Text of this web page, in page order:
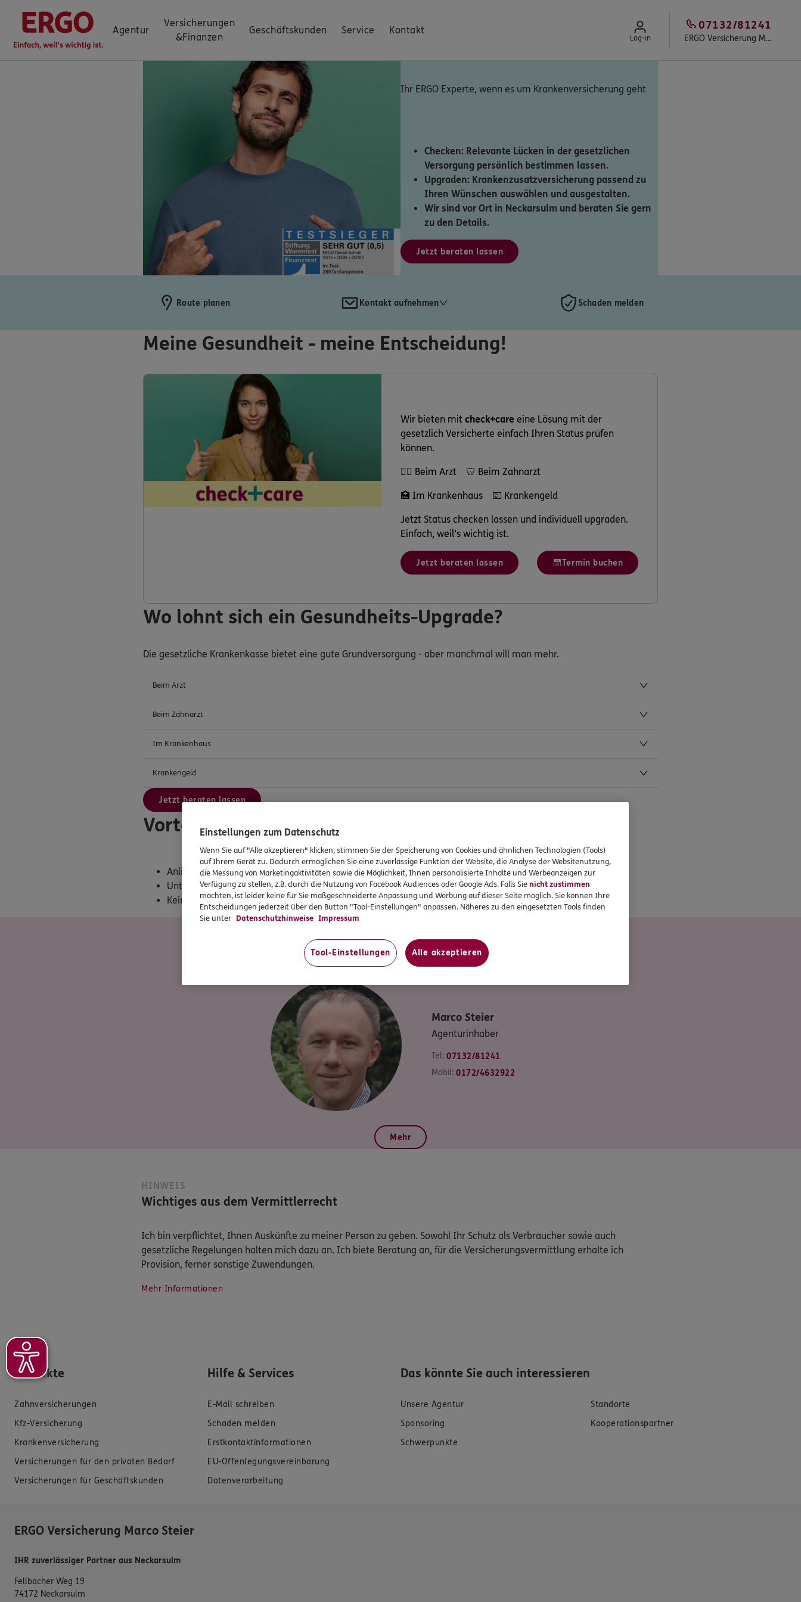
Agentur
Versicherungen
&Finanzen
Geschäftskunden Service Kontakt
Log-in ERGO Versicherung Marco Steier
07132/81241
Ihr ERGO Experte, wenn es um Krankenversicherung geht
Checken: Relevante Lücken in der gesetzlichen
Versorgung persönlich bestimmen lassen.
Upgraden: Krankenzusatzversicherung passend zu
Ihren Wünschen auswählen und ausgestalten.
Wir sind vor Ort in Neckarsulm und beraten Sie gern
zu den Details.
Jetzt beraten lassen
Route planen Kontakt aufnehmen Schaden melden
Meine Gesundheit - meine Entscheidung!
Wir bieten mit check+care eine Lösung mit der
gesetzlich Versicherte einfach Ihren Status prüfen
können.
👩‍⚕️ Beim Arzt 🦷 Beim Zahnarzt
🏥 Im Krankenhaus 💶 Krankengeld
Jetzt Status checken lassen und individuell upgraden.
Einfach, weil’s wichtig ist.
Jetzt beraten lassen Termin buchen
Wo lohnt sich ein Gesundheits-Upgrade?
Die gesetzliche Krankenkasse bietet eine gute Grundversorgung - aber manchmal will man mehr.
Beim Arzt
Beim Zahnarzt
Im Krankenhaus
Krankengeld
Jetzt beraten lassen
Vorteile einer persönlichen Betreuung
Anliegen persönlich und ganzheitlich besprechen
Unterstützung bei der Regulierung von Schäden
Keine Einschränkung in der Nutzung des digitalen Service-Angebots
Unser Team am StandortERGO Versicherung Marco Steier
Marco Steier
Agenturinhaber
Tel: 07132/81241
Mobil: 0172/4632922
Mehr
HINWEIS
Wichtiges aus dem Vermittlerrecht
Ich bin verpflichtet, Ihnen Auskünfte zu meiner Person zu geben. Sowohl Ihr Schutz als Verbraucher sowie auch
gesetzliche Regelungen halten mich dazu an. Ich biete Beratung an, für die Versicherungsvermittlung erhalte ich
Provision, ferner sonstige Zuwendungen.
Mehr Informationen
Produkte
Zahnversicherungen
Kfz-Versicherung
Krankenversicherung
Versicherungen für den privaten Bedarf
Versicherungen für Geschäftskunden
Hilfe & Services
E-Mail schreiben
Schaden melden
Erstkontaktinformationen
EU-Offenlegungsvereinbarung
Datenverarbeitung
Das könnte Sie auch interessieren
Unsere Agentur
Standorte
Sponsoring
Kooperationspartner
Schwerpunkte
ERGO Versicherung Marco Steier
IHR zuverlässiger Partner aus Neckarsulm
Fellbacher Weg 19
74172 Neckarsulm
Einstellungen zum Datenschutz
Wenn Sie auf "Alle akzeptieren" klicken, stimmen Sie der Speicherung von Cookies und ähnlichen Technologien (Tools)
auf Ihrem Gerät zu. Dadurch ermöglichen Sie eine zuverlässige Funktion der Website, die Analyse der Websitenutzung,
die Messung von Marketingaktivitäten sowie die Möglichkeit, Ihnen personalisierte Inhalte und Werbeanzeigen zur
Verfügung zu stellen, z.B. durch die Nutzung von Facebook Audiences oder Google Ads. Falls Sienicht zustimmen
möchten, ist leider keine für Sie maßgeschneiderte Anpassung und Werbung auf dieser Seite möglich. Sie können Ihre
Entscheidungen jederzeit über den Button "Tool-Einstellungen" anpassen. Näheres zu den eingesetzten Tools finden
Sie unter Datenschutzhinweise Impressum
Tool-Einstellungen Alle akzeptieren